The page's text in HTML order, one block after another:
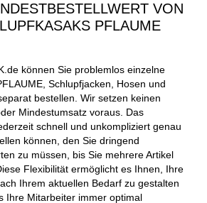
VON
PFLAUME
können Sie problemlos einzelne
Schlupfjacken, Hosen und
bestellen. Wir setzen keinen
Mindestumsatz voraus. Das
schnell und unkompliziert genau
können, den Sie dringend
zu müssen, bis Sie mehrere Artikel
Flexibilität ermöglicht es Ihnen, Ihre
Ihrem aktuellen Bedarf zu gestalten
Ihre Mitarbeiter immer optimal